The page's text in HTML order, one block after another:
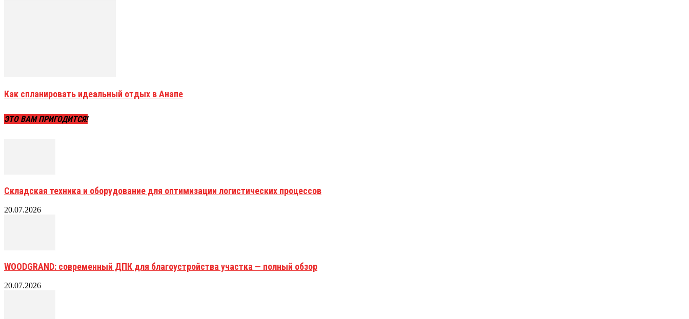
Как спланировать идеальный отдых в Анапе
ЭТО ВАМ ПРИГОДИТСЯ!
Складская техника и оборудование для оптимизации логистических процессов
20.07.2026
WOODGRAND: современный ДПК для благоустройства участка — полный обзор
20.07.2026